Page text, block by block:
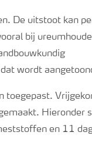
De uitstoot kan
bij
wordt
toegepast.
Hieronder
en 11